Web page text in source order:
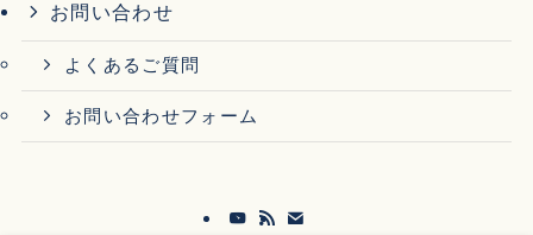
お問い合わせ
よくあるご質問
お問い合わせフォーム